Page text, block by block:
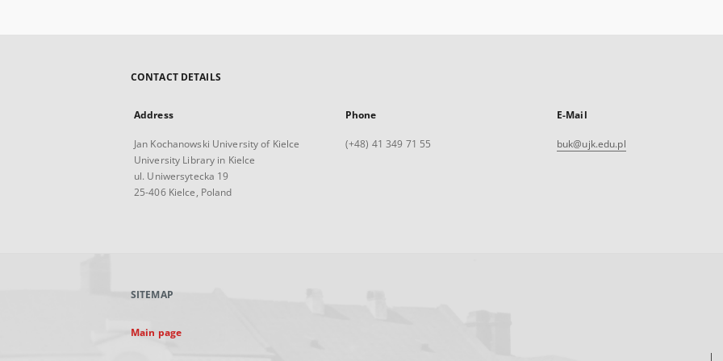
CONTACT DETAILS
Address
Jan Kochanowski University of Kielce
University Library in Kielce
ul. Uniwersytecka 19
25-406 Kielce, Poland
Phone
(+48) 41 349 71 55
E-Mail
buk@ujk.edu.pl
SITEMAP
Main page